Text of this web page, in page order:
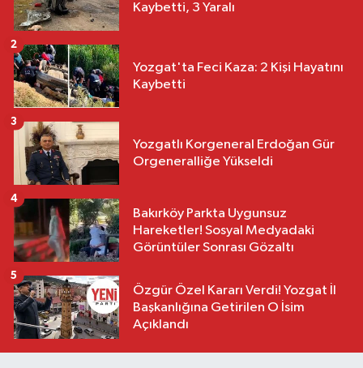
Kaybetti, 3 Yaralı
Yozgat'ta Feci Kaza: 2 Kişi Hayatını
Kaybetti
2
Yozgatlı Korgeneral Erdoğan Gür
Orgeneralliğe Yükseldi
3
Bakırköy Parkta Uygunsuz
Hareketler! Sosyal Medyadaki
Görüntüler Sonrası Gözaltı
4
Özgür Özel Kararı Verdi! Yozgat İl
Başkanlığına Getirilen O İsim
Açıklandı
5